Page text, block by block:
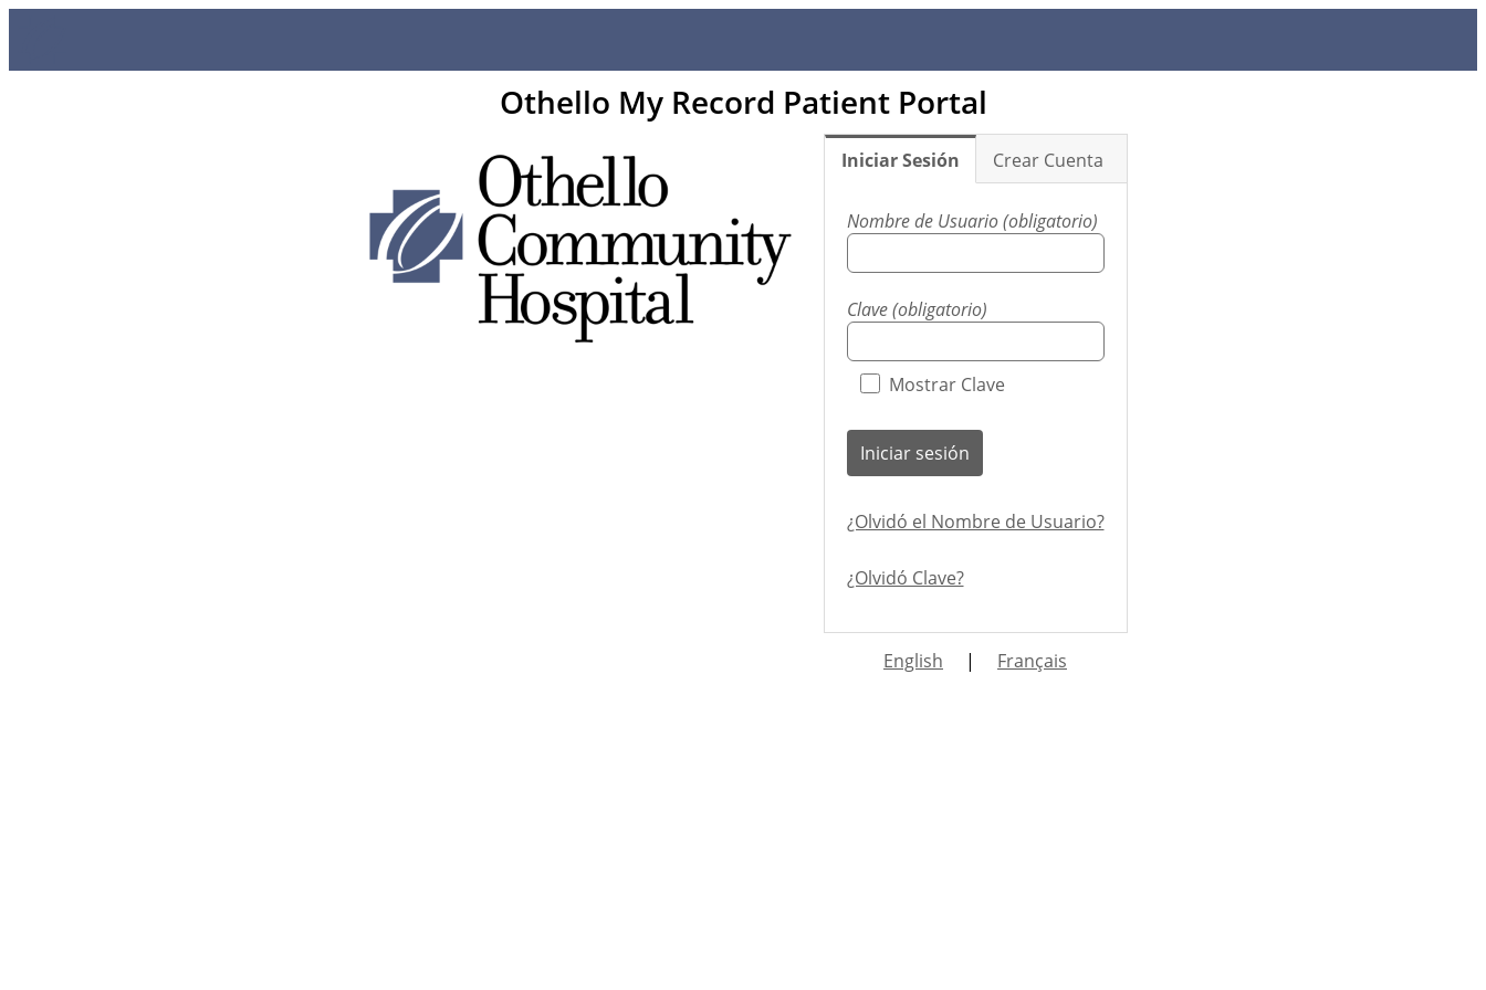
Othello My Record Patient Portal
Iniciar Sesión Crear Cuenta
Nombre de Usuario (obligatorio)
Clave (obligatorio)
Mostrar Clave
Iniciar sesión
¿Olvidó el Nombre de Usuario?
¿Olvidó Clave?
English | Français